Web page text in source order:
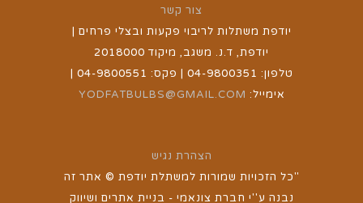
צור קשר
יודפת משתלות לריבוי פקעות ובצלי פרחים |
יודפת, ד.נ. משגב, מיקוד 2018000
טלפון: 04-9800351 | פקס: 04-9800551 |
אימייל: YODFATBULBS@GMAIL.COM
"כל הזכויות שמורות למשתלת יודפת © אתר זה
נבנה ע''י חברת צונאמי - בניית אתרים ושיווק
הצהרת נגיש